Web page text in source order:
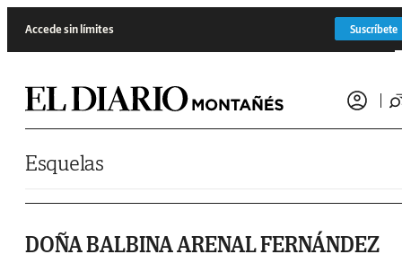
Accede sin límites Suscríbete
Esquelas
DOÑA BALBINA ARENAL FERNÁNDEZ